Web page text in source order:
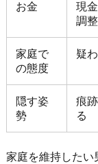
お金
現
調
家庭で
の態度
疑
隠す姿
勢
痕
る
家庭を維持したい